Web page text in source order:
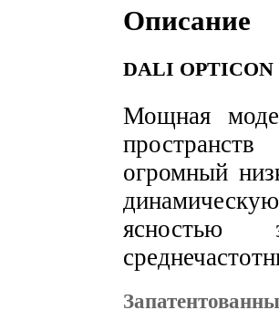
Описание
DALI OPTICON
Мощная
огромный
ясностью